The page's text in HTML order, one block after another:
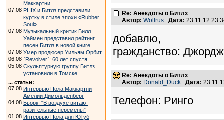
Маккартни
07.08 PHIX и Битлз представили
куртку в стиле эпохи «Rubber
Soul»
07.08 Музыкальный критик Билл
Уаймен представил рейтинг
песен Битлз в новой книге
07.08 Умер продюсер Уильям Орбит
06.08 `Revolver`: 60 лет спустя
05.08 Скульптурную группу Битлз
установили в Томске
... статьи:
07.08 Интервью Пола Маккартни
Амелии Димольденберг
04.08 Бьорк: “В воздухе витают
разительные перемены”
01.08 Интервью Пола для ЮТуб
Re: Анекдоты о Битлз
Автор: Wollrus Дата: 23.11.12
добавлю,
гражданство:
Re: Анекдоты о Битлз
Автор: Donald_Duck Дата:
Телефон: Ринго